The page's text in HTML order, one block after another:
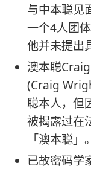
与中本聪见
一个4人团
他并未提出
澳本聪
(Craig
聪本人，但
被揭露过在
「澳本聪」。
已故密码学